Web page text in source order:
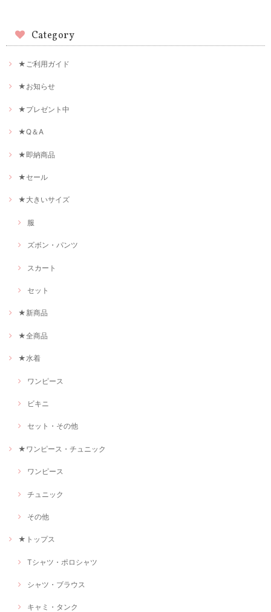
Category
★ご利用ガイド
★お知らせ
★プレゼント中
★Q＆A
★即納商品
★セール
★大きいサイズ
服
ズボン・パンツ
スカート
セット
★新商品
★全商品
★水着
ワンピース
ビキニ
セット・その他
★ワンピース・チュニック
ワンピース
チュニック
その他
★トップス
Tシャツ・ポロシャツ
シャツ・ブラウス
キャミ・タンク